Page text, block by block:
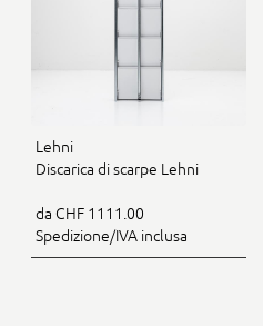
Lehni
Discarica di scarpe Lehni
da CHF 1111.00
Spedizione/IVA inclusa